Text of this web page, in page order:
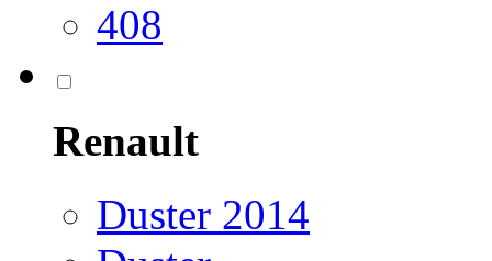
408
Renault
Duster 2014